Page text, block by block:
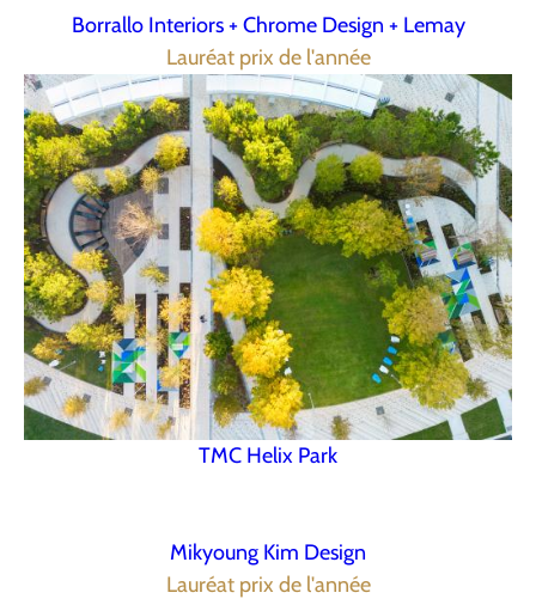
Borrallo Interiors + Chrome Design + Lemay
Lauréat prix de l'année
TMC Helix Park
Mikyoung Kim Design
Lauréat prix de l'année